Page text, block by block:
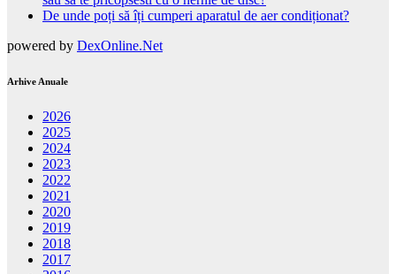
De unde poți să îți cumperi aparatul de aer condiționat?
powered by DexOnline.Net
Arhive Anuale
2026
2025
2024
2023
2022
2021
2020
2019
2018
2017